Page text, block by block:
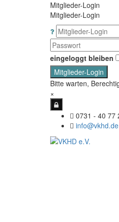
Mitglieder-Login
Mitglieder-Login
eingeloggt bleiben
Mitglieder-Login
Bitte warten,
×
0731 - 40 77
info@vkhd.de